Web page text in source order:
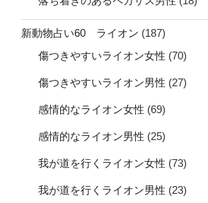
新動物占い60 ライオン (187)
傷つきやすいライオン女性 (70)
傷つきやすいライオン男性 (27)
感情的なライオン女性 (69)
感情的なライオン男性 (25)
我が道を行くライオン女性 (73)
我が道を行くライオン男性 (23)